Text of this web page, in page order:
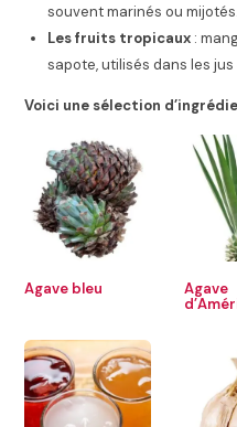
souvent marinés ou mijotés.
Les fruits tropicaux :
sapote, utilisés dans les
Voici une sélection
Agave bleu
Agave